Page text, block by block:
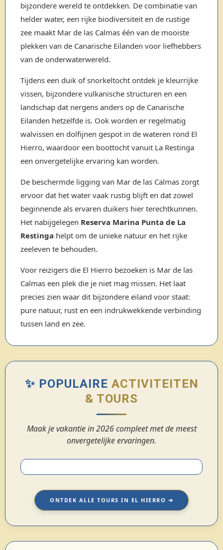
bijzondere wereld te ontdekken. De combinatie van
helder water, een rijke biodiversiteit en de rustige
zee maakt Mar de las Calmas één van de mooiste
plekken van de Canarische Eilanden voor liefhebbers
van de onderwaterwereld.
Tijdens een duik of snorkeltocht ontdek je kleurrijke
vissen, bijzondere vulkanische structuren en een
landschap dat nergens anders op de Canarische
Eilanden hetzelfde is. Ook worden er regelmatig
walvissen en dolfijnen gespot in de wateren rond El
Hierro, waardoor een boottocht vanuit La Restinga
een onvergetelijke ervaring kan worden.
De beschermde ligging van Mar de las Calmas zorgt
ervoor dat het water vaak rustig blijft en dat zowel
beginnende als ervaren duikers hier terechtkunnen.
Het nabijgelegen Reserva Marina Punta de La
Restinga helpt om de unieke natuur en het rijke
zeeleven te behouden.
Voor reizigers die El Hierro bezoeken is Mar de las
Calmas een plek die je niet mag missen. Het laat
precies zien waar dit bijzondere eiland voor staat:
pure natuur, rust en een indrukwekkende verbinding
tussen land en zee.
✨ POPULAIRE ACTIVITEITEN
& TOURS
Maak je vakantie in 2026 compleet met de meest
onvergetelijke ervaringen.
ONTDEK ALLE TOURS IN EL HIERRO ➔